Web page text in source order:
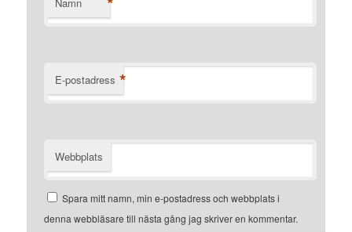
E-postadress *
Webbplats
Spara mitt namn, min e-postadress och webbplats i
denna webbläsare till nästa gång jag skriver en kommentar.